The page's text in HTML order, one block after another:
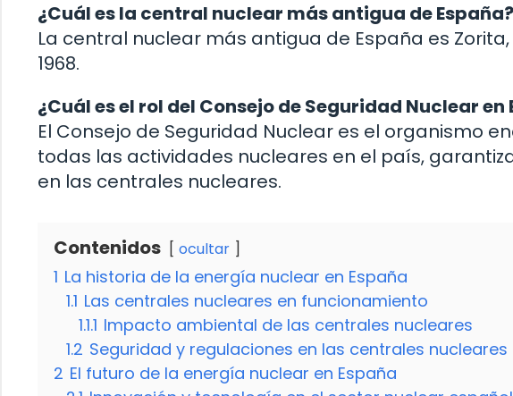
¿Cuál es la central nuclear más antigua de España?
La central nuclear más antigua de España es
1968.
¿Cuál es el rol del Consejo de Seguridad Nuclear en
El Consejo de Seguridad Nuclear es el organismo
todas las actividades nucleares en el país,
en las centrales nucleares.
Contenidos ocultar
1 La historia de la energía nuclear en España
1.1 Las centrales nucleares en funcionamiento
1.1.1 Impacto ambiental de las centrales nucleares
1.2 Seguridad y regulaciones en las centrales nucleares
2 El futuro de la energía nuclear en España